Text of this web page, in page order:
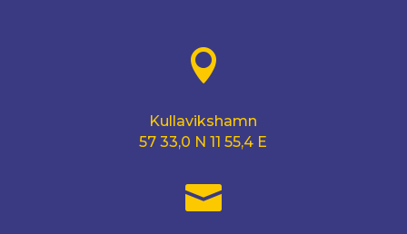

Kullavikshamn
57 33,0 N 11 55,4 E
